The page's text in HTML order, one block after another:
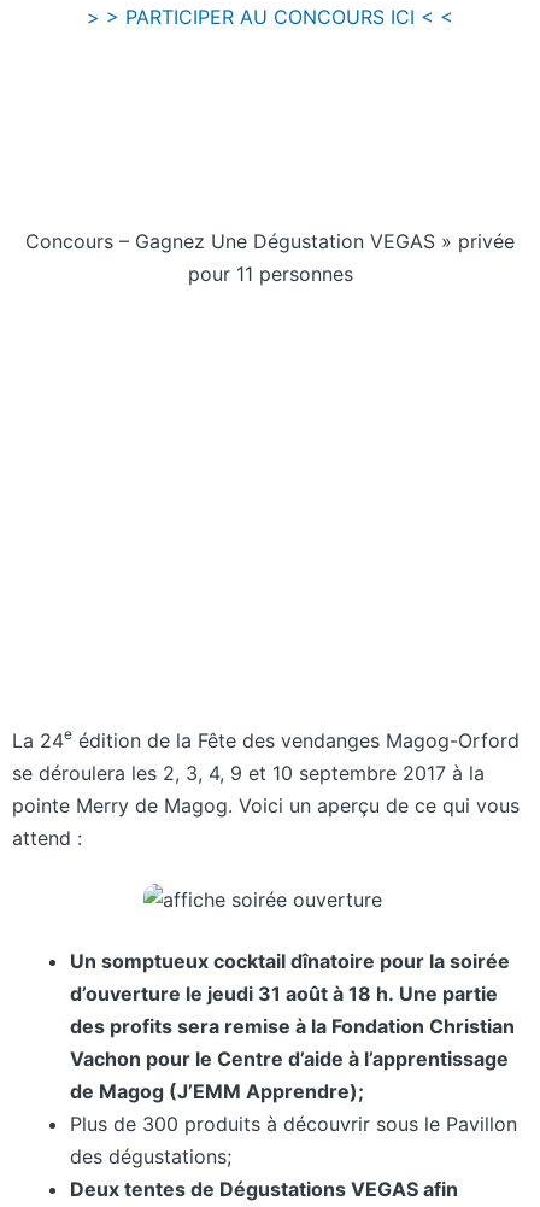
> > PARTICIPER AU CONCOURS ICI < <
Concours – Gagnez Une Dégustation VEGAS » privée
pour 11 personnes
La 24e édition de la Fête des vendanges Magog-Orford
se déroulera les 2, 3, 4, 9 et 10 septembre 2017 à la
pointe Merry de Magog. Voici un aperçu de ce qui vous
attend :
Un somptueux cocktail dînatoire pour la soirée
d’ouverture le jeudi 31 août à 18 h. Une partie
des profits sera remise à la Fondation Christian
Vachon pour le Centre d’aide à l’apprentissage
de Magog (J’EMM Apprendre);
Plus de 300 produits à découvrir sous le Pavillon
des dégustations;
Deux tentes de Dégustations VEGAS afin